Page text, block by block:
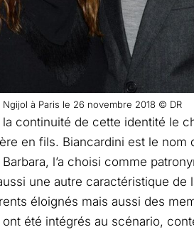
à Paris le 26 novembre 2018 © DR
continuité de cette identité le
en fils. Biancardini est le nom
l’a choisi comme
une autre caractéristique de
éloignés mais aussi des
été intégrés au scénario,